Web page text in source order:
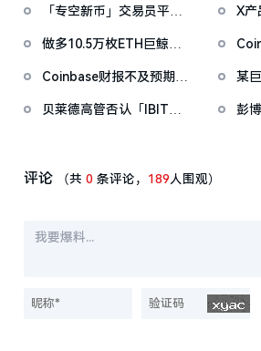
722万美元
异
「专空新币」交易员平仓
利
X产
股
做多10.5万枚ETH巨鲸已
超1000万美元
对
Coinbase财报不及预期后
加密市场触底
某
贝莱德高管否认「IBIT对
彭
评论 （共0 条评论， 189人围观）